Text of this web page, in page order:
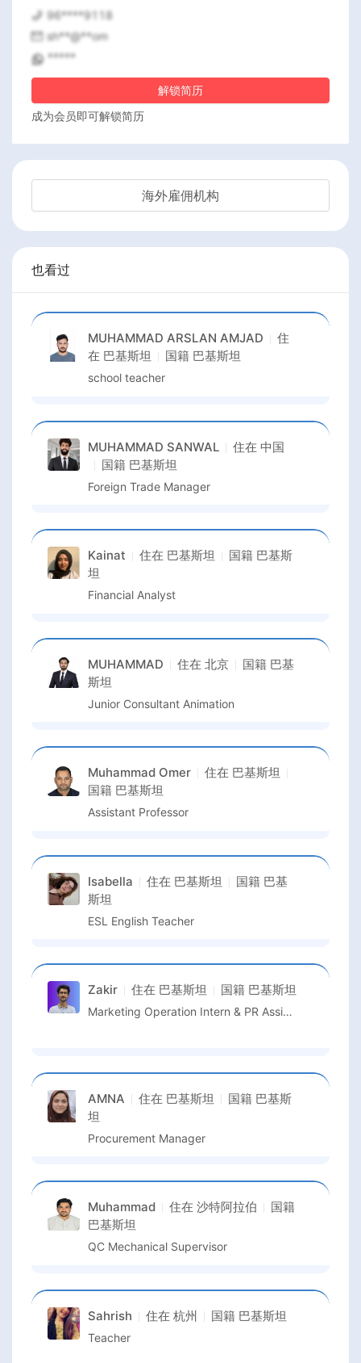
96****9118
sh**@**om
*****
解锁简历
成为会员即可解锁简历
海外雇佣机构
也看过
MUHAMMAD ARSLAN AMJAD
住
在 巴基斯坦 国籍 巴基斯坦
school teacher
MUHAMMAD SANWAL 住在 中国
国籍 巴基斯坦
Foreign Trade Manager
Kainat 住在 巴基斯坦 国籍 巴基斯
坦
Financial Analyst
MUHAMMAD 住在 北京 国籍 巴基
斯坦
Junior Consultant Animation
Muhammad Omer 住在 巴基斯坦
国籍 巴基斯坦
Assistant Professor
Isabella 住在 巴基斯坦 国籍 巴基
斯坦
ESL English Teacher
Zakir 住在 巴基斯坦 国籍 巴基斯坦
Marketing Operation Intern & PR Assistant
AMNA 住在 巴基斯坦 国籍 巴基斯
坦
Procurement Manager
Muhammad 住在 沙特阿拉伯
国籍
巴基斯坦
QC Mechanical Supervisor
Sahrish 住在 杭州 国籍 巴基斯坦
Teacher